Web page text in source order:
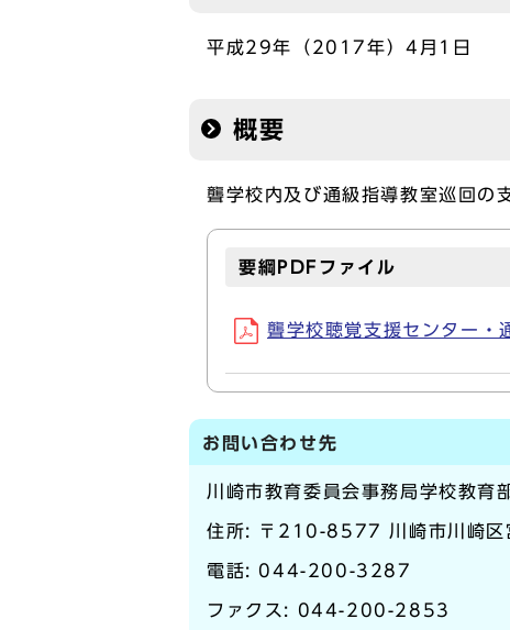
平成29年（2017年）4月1日
概要
聾学校内及び通級指導教室巡回の
要綱PDFファイル
聾学校聴覚支援センター
お問い合わせ先
川崎市教育委員会事務局学校教育
住所: 〒210-8577 川崎市川崎区
電話: 044-200-3287
ファクス: 044-200-2853